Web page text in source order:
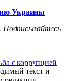
Украины
Подписывайтесь
с коррупцией
текст и